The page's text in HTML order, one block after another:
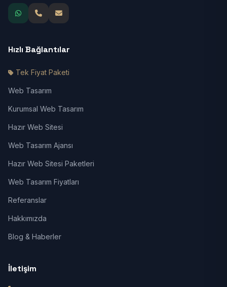
Hızlı Bağlantılar
Tek Fiyat Paketi
Web Tasarım
Kurumsal Web Tasarım
Hazır Web Sitesi
Web Tasarım Ajansı
Hazır Web Sitesi Paketleri
Web Tasarım Fiyatları
Referanslar
Hakkımızda
Blog & Haberler
İletişim